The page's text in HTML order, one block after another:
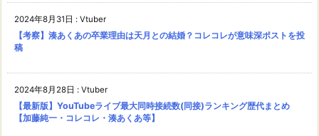
2024年8月31日 : Vtuber
【考察】湊あくあの卒業理由は天月との結婚？コレコレが意味深ポストを投
稿
2024年8月28日 : Vtuber
【最新版】YouTubeライブ最大同時接続数(同接)ランキング歴代まとめ
【加藤純一・コレコレ・湊あくあ等】